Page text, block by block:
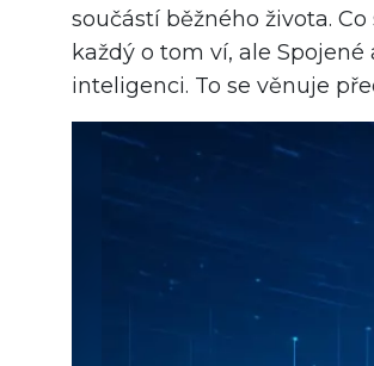
součástí běžného života.
každý o tom ví, ale
inteligenci. To se věnuje